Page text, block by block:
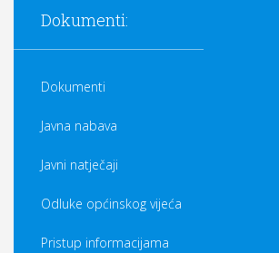
Dokumenti:
Dokumenti
Javna nabava
Javni natječaji
Odluke općinskog vijeća
Pristup informacijama